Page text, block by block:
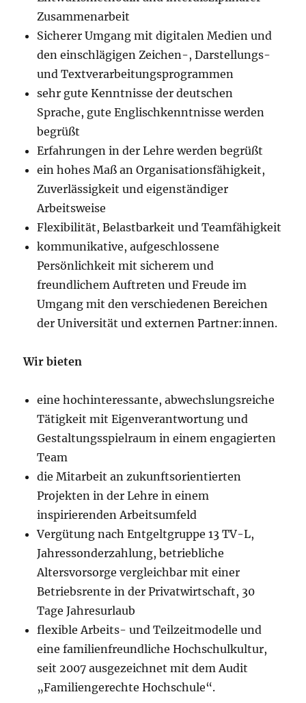
Zusammenarbeit
Sicherer Umgang mit digitalen Medien und
den einschlägigen Zeichen-, Darstellungs-
und Textverarbeitungsprogrammen
sehr gute Kenntnisse der deutschen
Sprache, gute Englischkenntnisse werden
begrüßt
Erfahrungen in der Lehre werden begrüßt
ein hohes Maß an Organisationsfähigkeit,
Zuverlässigkeit und eigenständiger
Arbeitsweise
Flexibilität, Belastbarkeit und Teamfähigkeit
kommunikative, aufgeschlossene
Persönlichkeit mit sicherem und
freundlichem Auftreten und Freude im
Umgang mit den verschiedenen Bereichen
der Universität und externen Partner:innen.
Wir bieten
eine hochinteressante, abwechslungsreiche
Tätigkeit mit Eigenverantwortung und
Gestaltungsspielraum in einem engagierten
Team
die Mitarbeit an zukunftsorientierten
Projekten in der Lehre in einem
inspirierenden Arbeitsumfeld
Vergütung nach Entgeltgruppe 13 TV-L,
Jahressonderzahlung, betriebliche
Altersvorsorge vergleichbar mit einer
Betriebsrente in der Privatwirtschaft, 30
Tage Jahresurlaub
flexible Arbeits- und Teilzeitmodelle und
eine familienfreundliche Hochschulkultur,
seit 2007 ausgezeichnet mit dem Audit
„Familiengerechte Hochschule“.